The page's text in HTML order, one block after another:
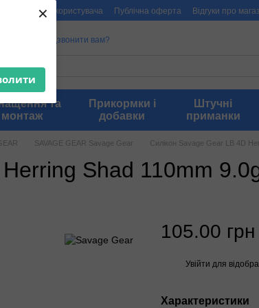
×
Угода користувача Публічна оферта Відгуки про
Передзвонити вам?
та
монтаж
Прикормки і
добавки
Штучні
приманки
SAVAGE GEAR Savage Gear Силікон Savage Gear LB 4D
Shad 110mm
105.00 грн
Увійти для
Характеристики